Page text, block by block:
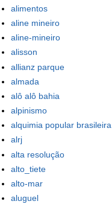
alimentos
aline mineiro
aline-mineiro
alisson
allianz parque
almada
alô alô bahia
alpinismo
alquimia popular brasileira
alrj
alta resolução
alto_tiete
alto-mar
aluguel